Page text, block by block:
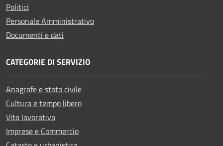
Politici
Personale Amministrativo
Documenti e dati
CATEGORIE DI SERVIZIO
Anagrafe e stato civile
Cultura e tempo libero
Vita lavorativa
Imprese e Commercio